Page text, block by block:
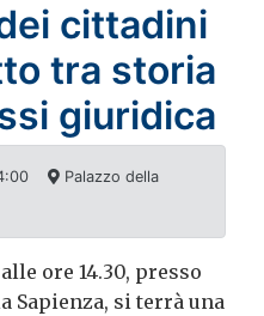
cittadini
tra storia
giuridica
Palazzo della
ore 14.30, presso
Sapienza, si terrà una